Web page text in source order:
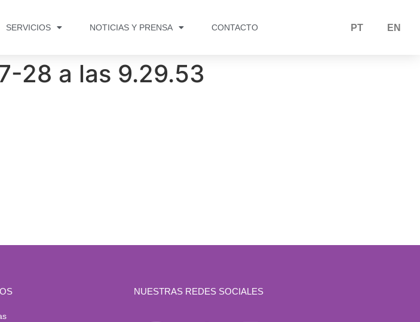
SERVICIOS NOTICIAS Y PRENSA CONTACTO PT EN
28 a las 9.29.53
NUESTRAS REDES SOCIALES